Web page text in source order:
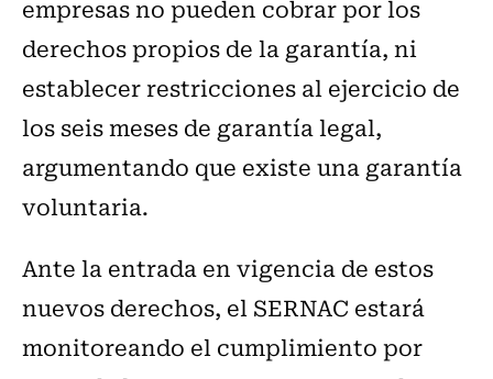
empresas no pueden cobrar por los
derechos propios de la garantía, ni
establecer restricciones al ejercicio de
los seis meses de garantía legal,
argumentando que existe una garantía
voluntaria.
Ante la entrada en vigencia de estos
nuevos derechos, el SERNAC estará
monitoreando el cumplimiento por